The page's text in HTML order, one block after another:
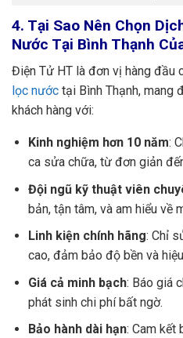
4. Tại Sao Nên Chọn
Nước Tại Bình Thạnh
Điện Tử HT là đơn vị hàng đầu
lọc nước tại Bình Thạnh, mang
khách hàng với:
Kinh nghiệm hơn 10 năm:
ca sửa chữa, từ đơn giản
Đội ngũ kỹ thuật viên
bản, tận tâm, và am hiểu về
Linh kiện chính hãng: Chỉ
cao, đảm bảo độ bền và
Giá cả minh bạch: Báo giá
phát sinh chi phí bất ngờ.
Bảo hành dài hạn: Cam kết